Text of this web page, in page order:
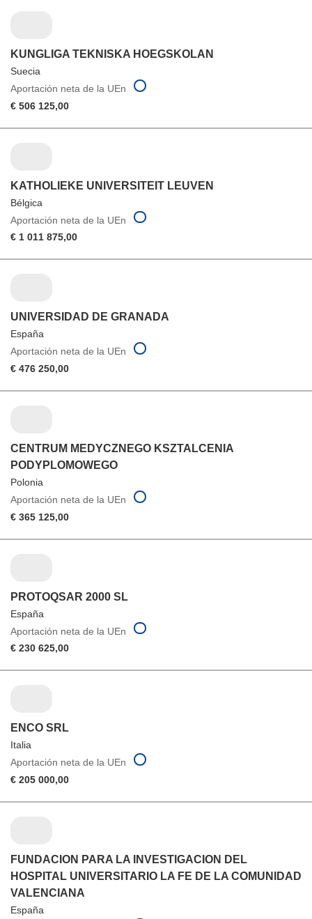
KUNGLIGA TEKNISKA HOEGSKOLAN
Suecia
Aportación neta de la UEn
€ 506 125,00
KATHOLIEKE UNIVERSITEIT LEUVEN
Bélgica
Aportación neta de la UEn
€ 1 011 875,00
UNIVERSIDAD DE GRANADA
España
Aportación neta de la UEn
€ 476 250,00
CENTRUM MEDYCZNEGO KSZTALCENIA
PODYPLOMOWEGO
Polonia
Aportación neta de la UEn
€ 365 125,00
PROTOQSAR 2000 SL
España
Aportación neta de la UEn
€ 230 625,00
ENCO SRL
Italia
Aportación neta de la UEn
€ 205 000,00
FUNDACION PARA LA INVESTIGACION DEL
HOSPITAL UNIVERSITARIO LA FE DE LA COMUNIDAD
VALENCIANA
España